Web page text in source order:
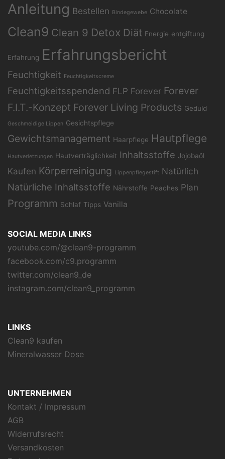
Anleitung Bestellen Bindegewebe Chocolate
Clean9 Clean 9 Detox Diät Energie entgiftung
Erfahrung Erfahrungsbericht
Feuchtigkeit Feuchtigkeitscreme
Feuchtigkeitsspendend FLP Forever Forever
F.I.T.-Konzept Forever Living Products Geduld
Geschmeidige Lippen Gesichtspflege
Gewichtsmanagement Haarpflege Hautpflege
Hautverletzungen Hautverträglichkeit Inhaltsstoffe Jojobaöl
Kaufen Körperreinigung Lippenpflegestift Natürlich
Natürliche Inhaltsstoffe Nährstoffe Peaches Plan
Programm Schlaf Tipps Vanilla
SOCIAL MEDIA LINKS
youtube.com/@clean9-programm
facebook.com/c9.programm
twitter.com/clean9_de
instagram.com/clean9_programm
LINKS
Clean9 kaufen
Mineralwasser Dose
UNTERNEHMEN
Kontakt / Impressum
AGB
Widerrufsrecht
Versandkosten